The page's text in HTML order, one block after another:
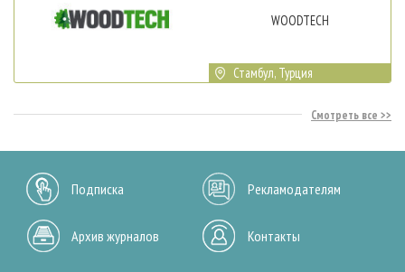
WOODTECH
Стамбул, Турция
Смотреть все
Подписка Рекламодателям
Архив журналов Контакты